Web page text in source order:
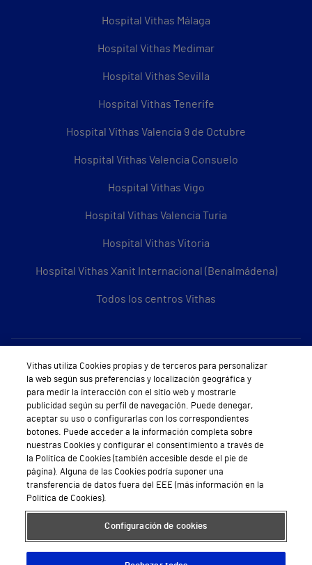
Hospital Vithas Málaga
Hospital Vithas Medimar
Hospital Vithas Sevilla
Hospital Vithas Tenerife
Hospital Vithas Valencia 9 de Octubre
Hospital Vithas Valencia Consuelo
Hospital Vithas Vigo
Hospital Vithas Valencia Turia
Hospital Vithas Vitoria
Hospital Vithas Xanit Internacional (Benalmádena)
Todos los centros Vithas
Sobre Vithas
Quiénes somos
Trabajar en Vithas
Teléfono Cita Médica
Teléfono Atención al Cliente
Política de seguridad y salud en el trabajo
Conoce a Supervita
Vithas utiliza Cookies propias y de terceros para personalizar
la web según sus preferencias y localización geográfica y
para medir la interacción con el sitio web y mostrarle
publicidad según su perfil de navegación. Puede denegar,
aceptar su uso o configurarlas con los correspondientes
botones. Puede acceder a la información completa sobre
nuestras Cookies y configurar el consentimiento a través de
la Política de Cookies (también accesible desde el pie de
página). Alguna de las Cookies podría suponer una
transferencia de datos fuera del EEE (más información en la
Política de Cookies).
Configuración de cookies